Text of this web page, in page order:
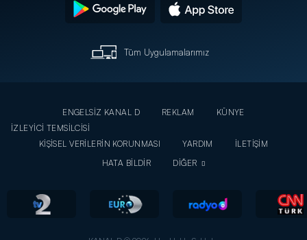
Tüm Uygulamalarımız
ENGELSİZ KANAL D REKLAM
KÜNYE
İZLEYİCİ TEMSİLCİSİ
KİŞİSEL VERİLERİN KORUNMASI
YARDIM
İLETİŞİM
HATA BİLDİR
DİĞER